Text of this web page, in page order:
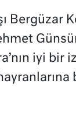
Bergüzar
iyi bir